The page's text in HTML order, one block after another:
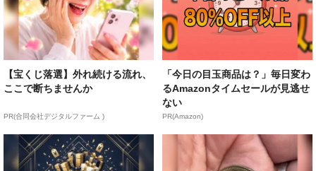
【宝くじ落選】外れ続ける流れ、
ここで断ちませんか
PR(合同会社デジタルファーム )
「今日の目玉商品は？」毎日変わ
るAmazonタイムセールが見逃せ
ない
PR(Amazon)